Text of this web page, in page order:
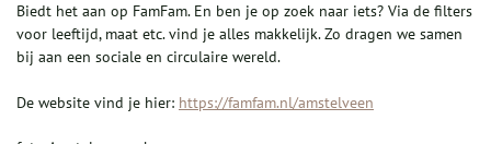
Biedt het aan op FamFam. En ben je op zoek naar iets? Via de filters
voor leeftijd, maat etc. vind je alles makkelijk. Zo dragen we samen
bij aan een sociale en circulaire wereld.
De website vind je hier: https://famfam.nl/amstelveen